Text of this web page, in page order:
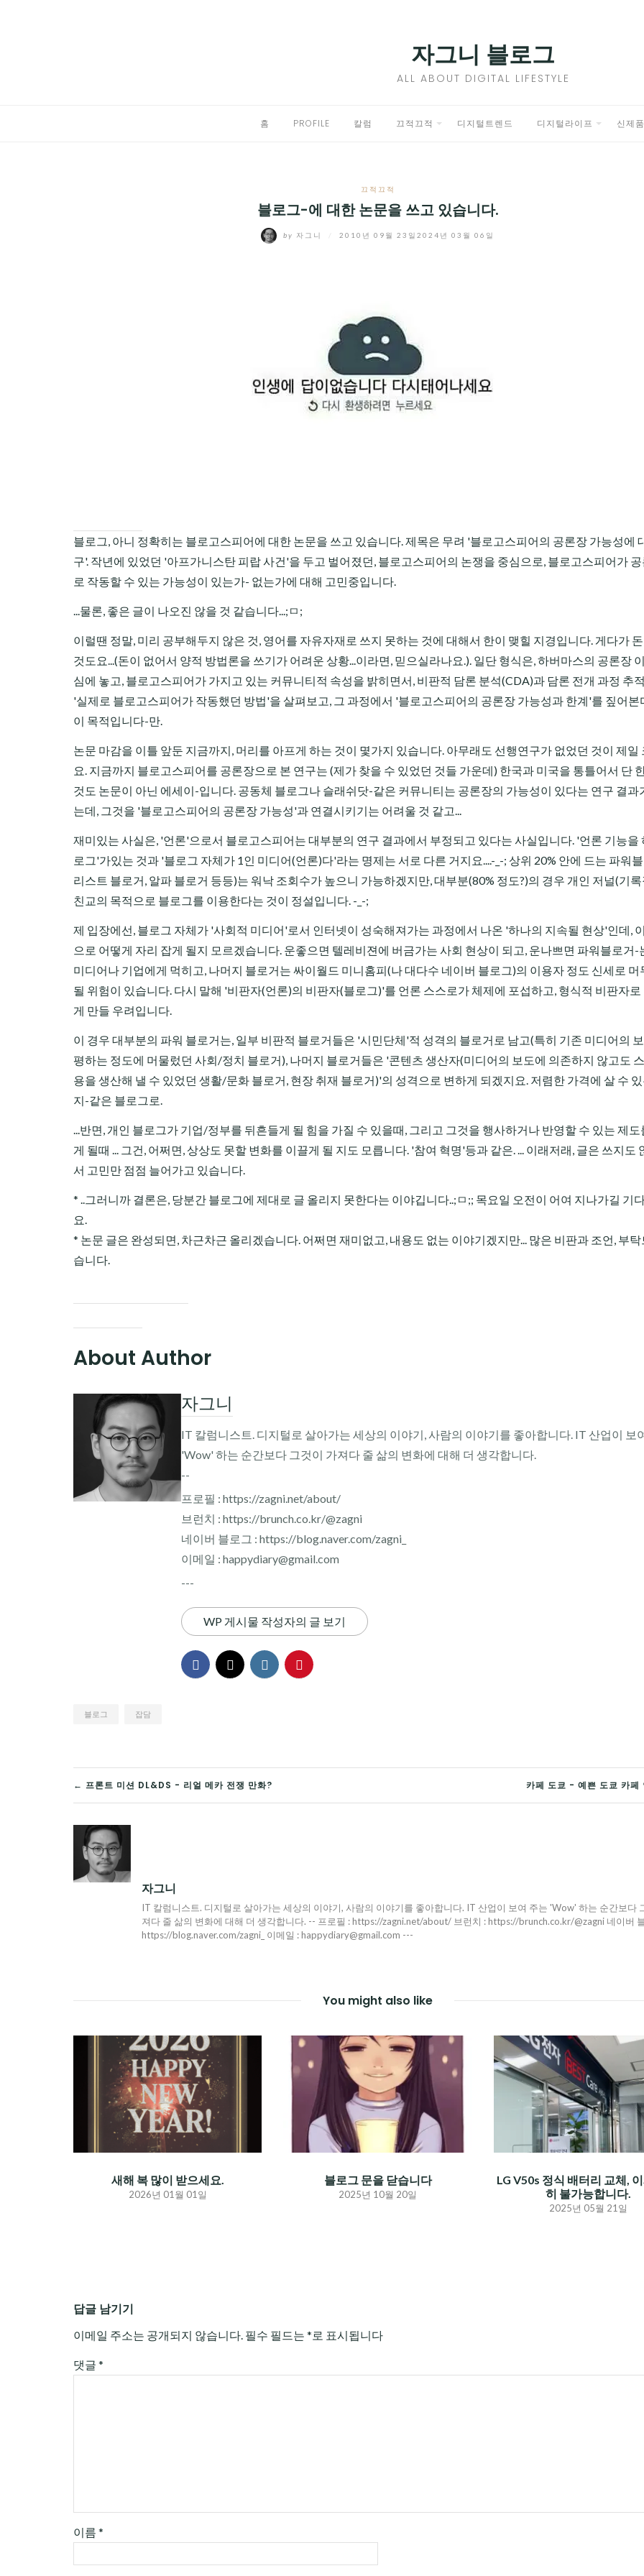
자그니 블로그
ALL ABOUT DIGITAL LIFESTYLE
홈 PROFILE 칼럼 끄적끄적 디지털트렌드 디지털라이프 신제품
끄적끄적
블로그-에 대한 논문을 쓰고 있습니다.
by 자그니 2010년 09월 23일2024년 03월 06일
블로그, 아니 정확히는 블로고스피어에 대한 논문을 쓰고 있습니다. 제목은 무려 '블로고스피어의 공론장 가능성에
구'. 작년에 있었던 '아프가니스탄 피랍 사건'을 두고 벌어졌던, 블로고스피어의 논쟁을 중심으로, 블로고스피어가
로 작동할 수 있는 가능성이 있는가- 없는가에 대해 고민중입니다.
...물론, 좋은 글이 나오진 않을 것 같습니다...;ㅁ;
이럴땐 정말, 미리 공부해두지 않은 것, 영어를 자유자재로 쓰지 못하는 것에 대해서 한이 맺힐 지경입니다. 게다가
것도요...(돈이 없어서 양적 방법론을 쓰기가 어려운 상황...이라면, 믿으실라나요.). 일단 형식은, 하버마스의 공론장
심에 놓고, 블로고스피어가 가지고 있는 커뮤니티적 속성을 밝히면서, 비판적 담론 분석(CDA)과 담론 전개 과정 추
'실제로 블로고스피어가 작동했던 방법'을 살펴보고, 그 과정에서 '블로고스피어의 공론장 가능성과 한계'를 짚어본
이 목적입니다-만.
논문 마감을 이틀 앞둔 지금까지, 머리를 아프게 하는 것이 몇가지 있습니다. 아무래도 선행연구가 없었던 것이 제일
요. 지금까지 블로고스피어를 공론장으로 본 연구는 (제가 찾을 수 있었던 것들 가운데) 한국과 미국을 통틀어서 단
것도 논문이 아닌 에세이-입니다. 공동체 블로그나 슬래쉬닷-같은 커뮤니티는 공론장의 가능성이 있다는 연구 결과
는데, 그것을 '블로고스피어의 공론장 가능성'과 연결시키기는 어려울 것 같고...
재미있는 사실은, '언론'으로서 블로고스피어는 대부분의 연구 결과에서 부정되고 있다는 사실입니다. '언론 기능을
로그'가있는 것과 '블로그 자체가 1인 미디어(언론)다'라는 명제는 서로 다른 거지요....-_-; 상위 20% 안에 드는 파워
리스트 블로거, 알파 블로거 등등)는 워낙 조회수가 높으니 가능하겠지만, 대부분(80% 정도?)의 경우 개인 저널(기
친교의 목적으로 블로그를 이용한다는 것이 정설입니다. -_-;
제 입장에선, 블로그 자체가 '사회적 미디어'로서 인터넷이 성숙해져가는 과정에서 나온 '하나의 지속될 현상'인데,
으로 어떻게 자리 잡게 될지 모르겠습니다. 운좋으면 텔레비젼에 버금가는 사회 현상이 되고, 운나쁘면 파워블로거-
미디어나 기업에게 먹히고, 나머지 블로거는 싸이월드 미니홈피(나 대다수 네이버 블로그)의 이용자 정도 신세로 머
될 위험이 있습니다. 다시 말해 '비판자(언론)의 비판자(블로그)'를 언론 스스로가 체제에 포섭하고, 형식적 비판자로
게 만들 우려입니다.
이 경우 대부분의 파워 블로거는, 일부 비판적 블로거들은 '시민단체'적 성격의 블로거로 남고(특히 기존 미디어의
평하는 정도에 머물렀던 사회/정치 블로거), 나머지 블로거들은 '콘텐츠 생산자(미디어의 보도에 의존하지 않고도
용을 생산해 낼 수 있었던 생활/문화 블로거, 현장 취재 블로거)'의 성격으로 변하게 되겠지요. 저렴한 가격에 살 수
지-같은 블로그로.
...반면, 개인 블로그가 기업/정부를 뒤흔들게 될 힘을 가질 수 있을때, 그리고 그것을 행사하거나 반영할 수 있는 제도
게 될때 ... 그건, 어쩌면, 상상도 못할 변화를 이끌게 될 지도 모릅니다. '참여 혁명'등과 같은. ... 이래저래, 글은 쓰지도
서 고민만 점점 늘어가고 있습니다.
* ..그러니까 결론은, 당분간 블로그에 제대로 글 올리지 못한다는 이야깁니다..;ㅁ;; 목요일 오전이 어여 지나가길 기
요.
* 논문 글은 완성되면, 차근차근 올리겠습니다. 어쩌면 재미없고, 내용도 없는 이야기겠지만... 많은 비판과 조언, 부
습니다.
About Author
자그니
IT 칼럼니스트. 디지털로 살아가는 세상의 이야기, 사람의 이야기를 좋아합니다. IT 산업이 보
'Wow' 하는 순간보다 그것이 가져다 줄 삶의 변화에 대해 더 생각합니다.
--
프로필 : https://zagni.net/about/
브런치 : https://brunch.co.kr/@zagni
네이버 블로그 : https://blog.naver.com/zagni_
이메일 : happydiary@gmail.com
---
WP 게시물 작성자의 글 보기
블로그 잡담
글
탐
색
← 프론트 미션 DL&DS - 리얼 메카 전쟁 만화? 카페 도쿄 - 예쁜 도쿄 카
자그니
IT 칼럼니스트. 디지털로 살아가는 세상의 이야기, 사람의 이야기를 좋아합니다. IT 산업이 보여 주는 'Wow' 하는 순간보다
져다 줄 삶의 변화에 대해 더 생각합니다. -- 프로필 : https://zagni.net/about/ 브런치 : https://brunch.co.kr/@zagni 네이버
https://blog.naver.com/zagni_ 이메일 : happydiary@gmail.com ---
You might also like
새해 복 많이 받으세요.
2026년 01월 01일
블로그 문을 닫습니다
2025년 10월 20일
LG V50s 정식 배터리 교체,
히 불가능합니다.
2025년 05월 21일
답글 남기기
이메일 주소는 공개되지 않습니다. 필수 필드는 * 로 표시됩니다
댓글 *
이름 *
EXPAND